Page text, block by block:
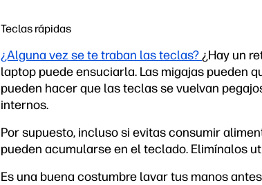
Teclas rápidas
¿Alguna vez se te traban las teclas?¿Hay un
laptop puede ensuciarla. Las migajas pueden
pueden hacer que las teclas se vuelvan
internos.
Por supuesto, incluso si evitas consumir
pueden acumularse en el teclado. Elimínalos
Es una buena costumbre lavar tus manos